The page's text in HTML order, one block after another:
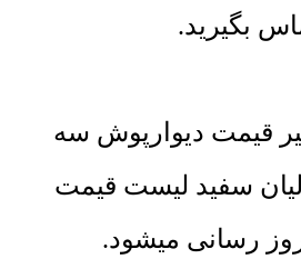
بگیرید.
قیمت دیوارپوش سه
سفید لیست قیمت
رسانی میشود.